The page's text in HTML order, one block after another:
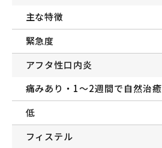
主な特徴
緊急度
アフタ性口内炎
痛みあり・1〜2週間で自然治癒
低
フィステル